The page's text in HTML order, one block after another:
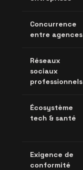
Concurrence
entre agences
Réseaux
sociaux
professionnels
Écosystème
tech & santé
Exigence de
conformité